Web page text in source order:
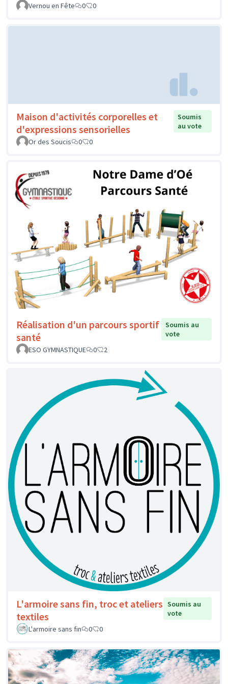
Vernou en Fête
0 0
Maison d'activités corporelles et
d'expressions sensorielles
Soumis
au vote
Or des Soucis
0 0
Réalisation d'un parcours sportif
santé
Soumis au
vote
ESO GYMNASTIQUE
0 2
L'armoire sans fin, troc et ateliers
textiles
Soumis au
vote
L'armoire sans fin
0 0